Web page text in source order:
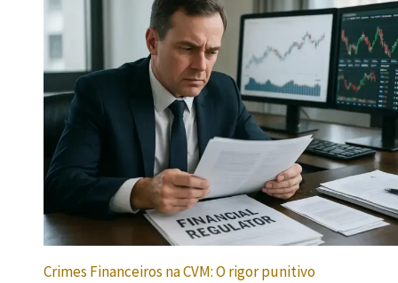
Crimes Financeiros na CVM: O rigor punitivo